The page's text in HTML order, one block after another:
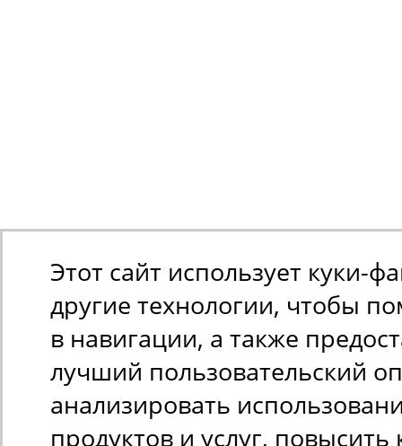
Этот сайт использует куки-
другие технологии, чтобы
в навигации, а также
лучший пользовательский
анализировать
продуктов и услуг, повысить